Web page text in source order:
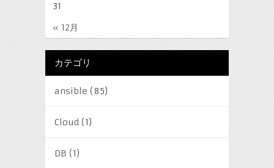
« 12月
31
カテゴリ
ansible (85)
Cloud (1)
DB (1)